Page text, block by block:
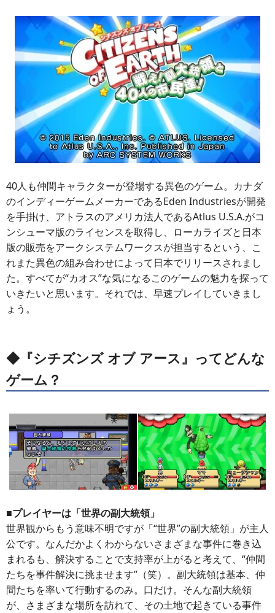
40人も仲間キャラクターが登場する異色のゲーム。カナダ
のインディーゲームメーカーであるEden Industriesが開発
を手掛け、アトラスのアメリカ法人であるAtlus U.S.A.がコ
ンシューマ版のライセンスを取得し、ローカライズと日本
版の販売をアークシステムワークスが担当するという、こ
れまた異色の組み合わせによって日本でリリースされまし
た。すべてが“カオス”な気になるこのゲームの魅力を探って
いきたいと思います。それでは、早速プレイしていきまし
ょう。
◆『シチズンズ オブ アース』ってどんな
ゲーム？
■プレイヤーは「世界の副大統領」
世界観からもう意味不明ですが「“世界”の副大統領」が主人
公です。なんだかよくわからないさまざまな事件に巻き込
まれるも、解決することで支持率が上がると考えて、“仲間
たちを事件解決に挑ませます”（笑）。副大統領は基本、仲
間たちを率いて行動するのみ。口だけ。そんな副大統領
が、さまざまな場所を訪れて、その土地で起きている事件